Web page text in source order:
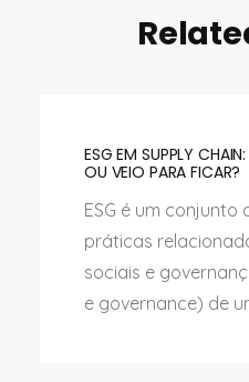
ESG EM SUPPLY
OU VEIO PARA FICAR?
ESG é um conjunto
práticas
sociais e
e governance) de